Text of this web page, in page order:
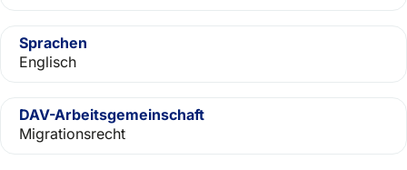
Sprachen
Englisch
DAV-Arbeitsgemeinschaft
Migrationsrecht